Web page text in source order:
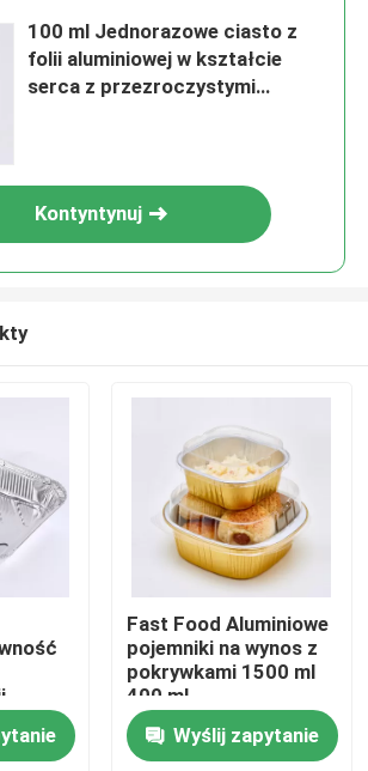
100 ml Jednorazowe ciasto z
folii aluminiowej w kształcie
serca z przezroczystymi
Kontyntynuj
Fast Food Aluminiowe
pojemniki na wynos z
pokrywkami 1500 ml
400 ml
Wyślij zapytanie